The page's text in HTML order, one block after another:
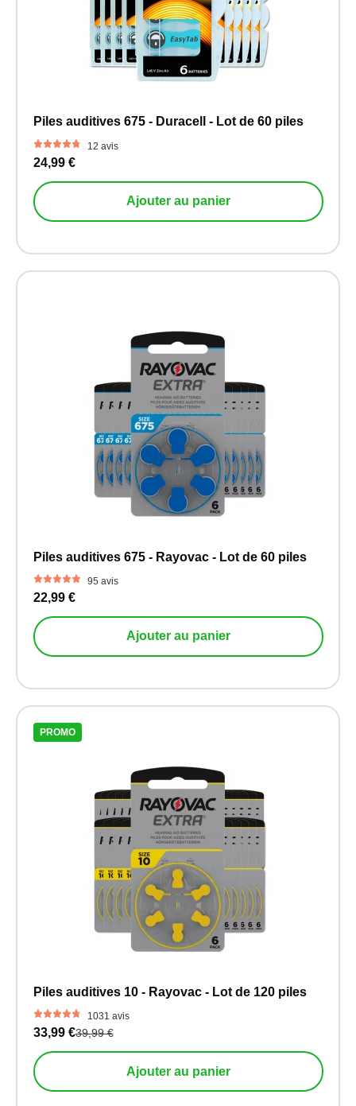
Piles auditives 675 - Duracell - Lot de 60 piles
12 avis
24,99 €
Ajouter au panier
Piles auditives 675 - Rayovac - Lot de 60 piles
95 avis
22,99 €
Ajouter au panier
PROMO
Piles auditives 10 - Rayovac - Lot de 120 piles
1031 avis
33,99 €39,99 €
Ajouter au panier